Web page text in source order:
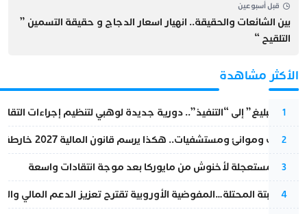
قبل أسبوعين
بين الشائعات والحقيقة.. انهيار اسعار الدجاج و حقيقة التسمين ”
التلقيح “
الأكثر مشاهدة
1
من “التبليغ” إلى “التنفيذ”.. دورية جديدة لوهبي لتنظيم إجراءات
2
قطارات وموانئ ومستشفيات.. هكذا يرسم قانون المالية 2027 خارطة المغرب المقبل
3
عودة مستعجلة لأخنوش من مايوركا بعد موجة انتقادات واسعة
4
أزمة سبتة المحتلة…المفوضية الأوروبية تقترح تعزيز الدعم المالي